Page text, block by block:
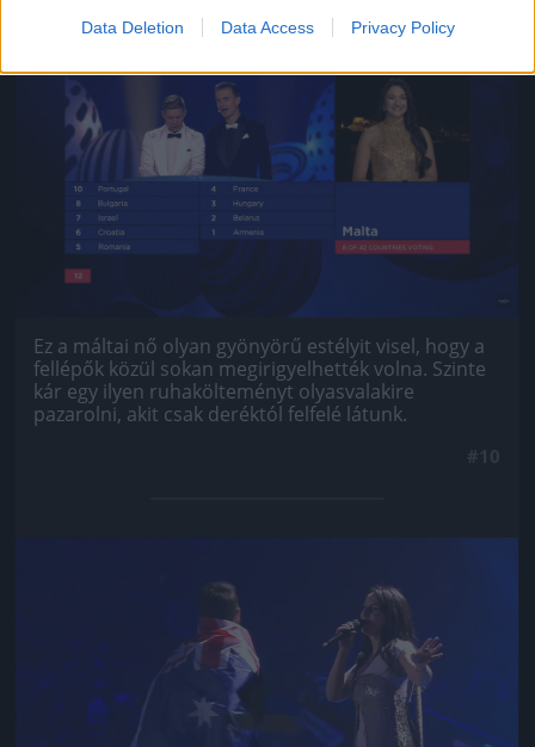
Data Deletion Data Access Privacy Policy
Jön még kép!
Ez a máltai nő olyan gyönyörű estélyit visel, hogy a
fellépők közül sokan megirigyelhették volna. Szinte
kár egy ilyen ruhakölteményt olyasvalakire
pazarolni, akit csak deréktól felfelé látunk.